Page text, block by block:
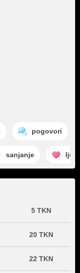
pogovori
sanjanje
5 TKN
20 TKN
22 TKN